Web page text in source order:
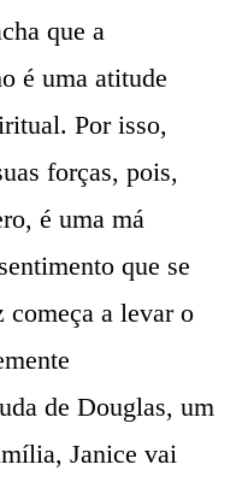
que a
é uma atitude
Por isso,
forças, pois,
é uma má
que se
começa a levar o
de Douglas, um
Janice vai